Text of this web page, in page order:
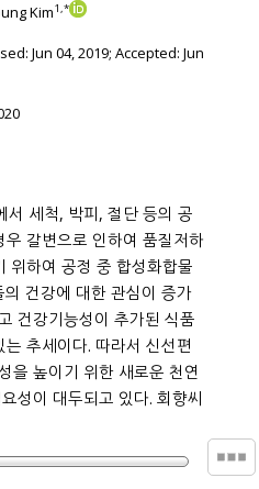
Kim1,*
Jun 04, 2019; Accepted: Jun
서 세척, 박피, 절단 등의 공
갈변으로 인하여 품질저하
중 합성화합물
건강에 대한 관심이 증가
건강기능성이 추가된 식품
을 높이기 위한 새로운 천연
성이 대두되고 있다. 회향씨